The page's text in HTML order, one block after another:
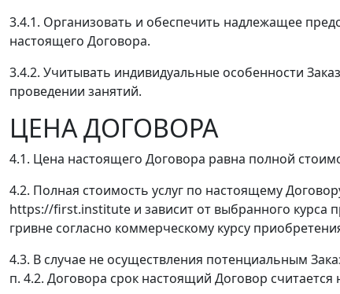
3.4.1. Организовать и обеспечить надлежащее
настоящего Договора.
3.4.2. Учитывать индивидуальные особенности
проведении занятий.
ЦЕНА ДОГОВОРА
4.1. Цена настоящего Договора равна полной
4.2. Полная стоимость услуг по настоящему
https://first.institute и зависит от выбранного
гривне согласно коммерческому курсу
4.3. В случае не осуществления потенциальным
п. 4.2. Договора срок настоящий Договор